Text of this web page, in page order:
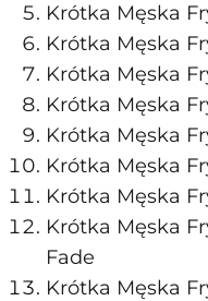
Krótka Męska
Krótka Męska
Krótka Męska
Krótka Męska
Krótka Męska
Krótka Męska
Krótka Męska
Krótka Męska
Fade
Krótka Męska